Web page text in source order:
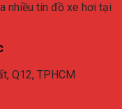
nhiều tín đồ xe hơi tại
Q12, TPHCM